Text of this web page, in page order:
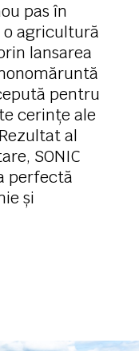
pas în
agricultură
lansarea
pentru
cerințe ale
al
SONIC
perfectă
și